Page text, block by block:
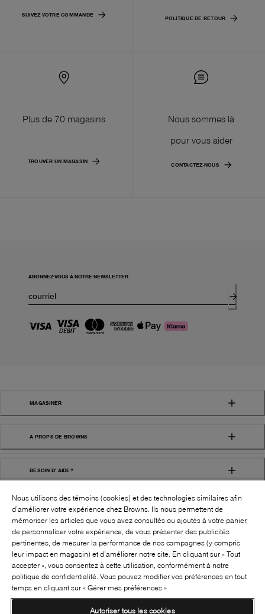
SUIVEZ VOTRE COMMANDE
POLITIQUE DE RETOUR
Plus de 70 magasins
TROUVER UN MAGASIN
Nous sommes là
pour vous aider
CONTACTEZ-NOUS
ABONNEZ-VOUS À NOTRE NEWSLETTER
MAGASINER
À PROPS DE BROWNS
BESOIN D' AIDE?
BROWNS SHOES INC. TOUS DROITS
RÉSERVÉS
SUIVEZ-NOUS!:
Nous utilisons des témoins (cookies) et des technologies similaires afin
d’améliorer votre expérience chez Browns. Ils nous permettent de
mémoriser les articles que vous avez consultés ou ajoutés à votre panier,
de personnaliser votre expérience, de vous présenter des publicités
pertinentes, de mesurer la performance de nos campagnes (y compris
leur impact en magasin) et d’améliorer notre site. En cliquant sur « Tout
accepter », vous consentez à cette utilisation, conformément à notre
politique de confidentialité. Vous pouvez modifier vos préférences en tout
temps en cliquant sur « Gérer mes préférences »
Autoriser tous les cookies